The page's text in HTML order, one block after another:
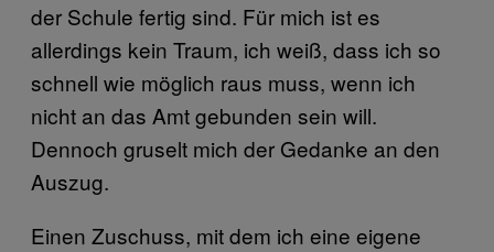
der Schule fertig sind. Für mich ist es
allerdings kein Traum, ich weiß, dass ich so
schnell wie möglich raus muss, wenn ich
nicht an das Amt gebunden sein will.
Dennoch gruselt mich der Gedanke an den
Auszug.
Einen Zuschuss, mit dem ich eine eigene